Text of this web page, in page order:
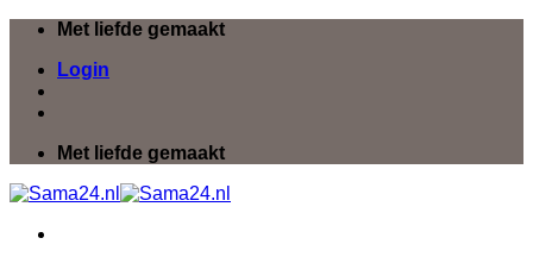
inhoud
Met liefde gemaakt
Login
Met liefde gemaakt